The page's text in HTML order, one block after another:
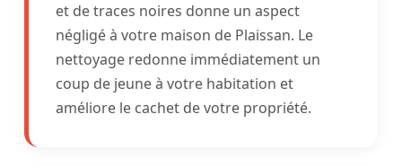
et de traces noires donne un aspect
négligé à votre maison de Plaissan. Le
nettoyage redonne immédiatement un
coup de jeune à votre habitation et
améliore le cachet de votre propriété.